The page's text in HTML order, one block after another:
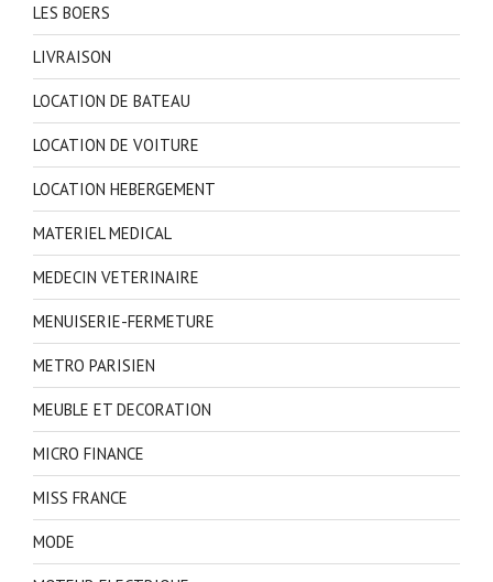
LES BOERS
LIVRAISON
LOCATION DE BATEAU
LOCATION DE VOITURE
LOCATION HEBERGEMENT
MATERIEL MEDICAL
MEDECIN VETERINAIRE
MENUISERIE-FERMETURE
METRO PARISIEN
MEUBLE ET DECORATION
MICRO FINANCE
MISS FRANCE
MODE